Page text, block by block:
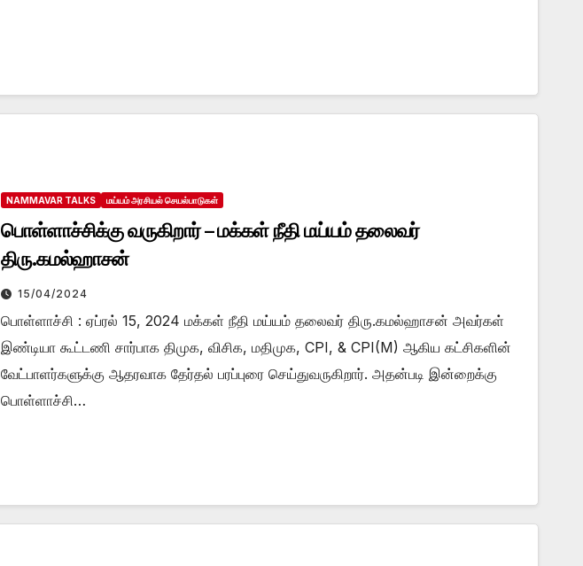
NAMMAVAR TALKS மய்யம் அரசியல் செயல்பாடுகள்
பொள்ளாச்சிக்கு வருகிறார் – மக்கள் நீதி மய்யம் தலைவர்
திரு.கமல்ஹாசன்
15/04/2024
பொள்ளாச்சி : ஏப்ரல் 15, 2024 மக்கள் நீதி மய்யம் தலைவர் திரு.கமல்ஹாசன் அவர்கள்
இண்டியா கூட்டணி சார்பாக திமுக, விசிக, மதிமுக, CPI, & CPI(M) ஆகிய கட்சிகளின்
வேட்பாளர்களுக்கு ஆதரவாக தேர்தல் பரப்புரை செய்துவருகிறார். அதன்படி இன்றைக்கு
பொள்ளாச்சி…